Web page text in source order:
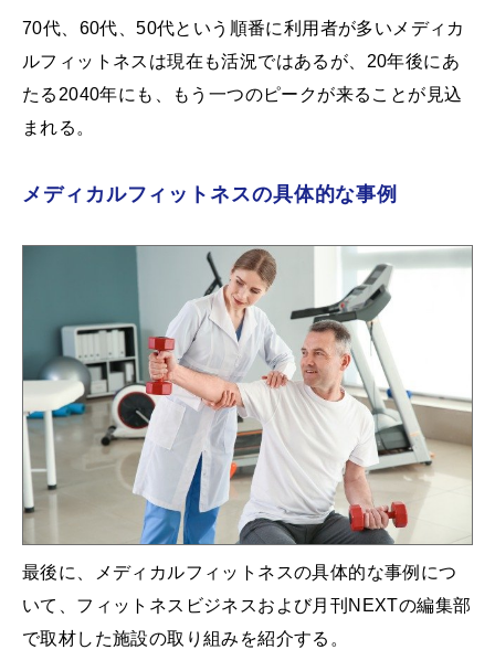
70代、60代、50代という順番に利用者が多いメディカ
ルフィットネスは現在も活況ではあるが、20年後にあ
たる2040年にも、もう一つのピークが来ることが見込
まれる。
メディカルフィットネスの具体的な事例
最後に、メディカルフィットネスの具体的な事例につ
いて、フィットネスビジネスおよび月刊NEXTの編集部
で取材した施設の取り組みを紹介する。